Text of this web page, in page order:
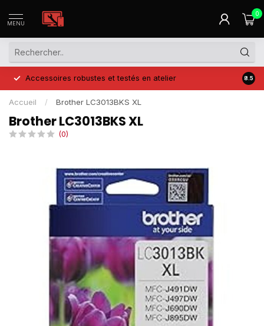
MENU
0
Accessoires robustes et testés en atelier Prix
8.5
Accueil / Brother LC3013BKS XL
Brother LC3013BKS XL
(0)